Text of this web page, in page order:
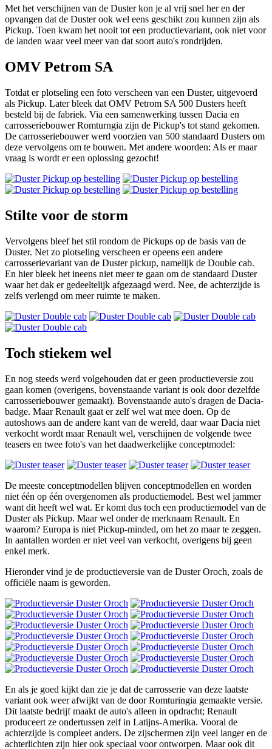
Met het verschijnen van de Duster kon je al vrij snel her en der
opvangen dat de Duster ook wel eens geschikt zou kunnen zijn als
Pickup. Toen kwam het nooit tot een productievariant, ook niet voor
de landen waar veel meer van dat soort auto's rondrijden.
OMV Petrom SA
Totdat er plotseling een foto verscheen van een Duster, uitgevoerd
als Pickup. Later bleek dat OMV Petrom SA 500 Dusters heeft
besteld bij de fabriek. Via een samenwerking tussen Dacia en
carrosseriebouwer Romturngia zijn de Pickup's tot stand gekomen.
De carrosseriebouwer werd voorzien van 500 standaard Dusters om
deze vervolgens om te bouwen. Met andere woorden: Als er maar
vraag is wordt er een oplossing gezocht!
Stilte voor de storm
Vervolgens bleef het stil rondom de Pickups op de basis van de
Duster. Net zo plotseling verscheen er opeens een andere
carrosserievariant van de Duster pickup, namelijk de Double cab.
En hier bleek het ineens niet meer te gaan om de standaard Duster
waar het dak er gedeeltelijk afgezaagd werd. Nee, de achterzijde is
zelfs verlengd om meer ruimte te maken.
Toch stiekem wel
En nog steeds werd volgehouden dat er geen productieversie zou
gaan komen (overigens, bovenstaande variant is ook door dezelfde
carrosseriebouwer gemaakt). Bovenstaande auto's dragen de Dacia-
badge. Maar Renault gaat er zelf wel wat mee doen. Op de
autoshows aan de andere kant van de wereld, daar waar Dacia niet
verkocht wordt maar Renault wel, verschijnen de volgende twee
teasers en twee foto's van het daadwerkelijke conceptmodel:
De meeste conceptmodellen blijven conceptmodellen en worden
niet één op één overgenomen als productiemodel. Best wel jammer
want dit heeft wel wat. Er komt dus toch een productiemodel van de
Duster als Pickup. Maar wel onder de merknaam Renault. En
waarom? Europa is niet Pickup-minded, om het zo maar te zeggen.
In aantallen worden er niet veel van verkocht, overigens bij geen
enkel merk.
Hieronder vind je de productieversie van de Duster Oroch, zoals de
officiële naam is geworden.
En als je goed kijkt dan zie je dat de carrosserie van deze laatste
variant ook weer afwijkt van de door Romturingia gemaakte versie.
Dit laatste bedrijf maakt de auto's alleen in opdracht; Renault
produceert ze ondertussen zelf in Latijns-Amerika. Vooral de
achterzijde is compleet anders. De zijschermen zijn veel langer en de
achterlichten zijn hier ook speciaal voor ontworpen. Maar ook dit